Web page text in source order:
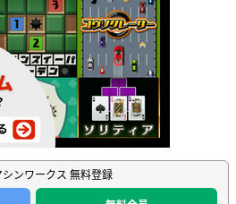
ンワークス 無料登録